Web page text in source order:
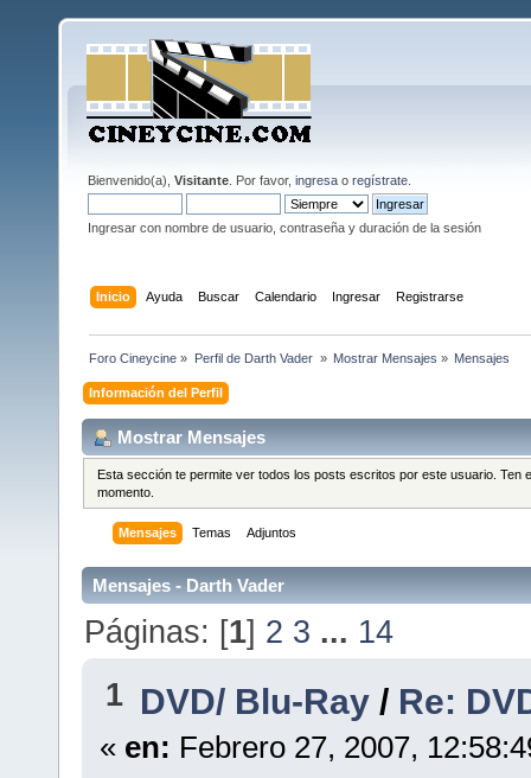
Bienvenido(a), Visitante . Por favor, ingresa o regístrate
Ingresar con nombre de usuario, contraseña y duración de la sesión
Inicio Ayuda Buscar Calendario Ingresar Registrarse
Foro Cineycine » Perfil de Darth Vader » Mostrar Mensajes » Mensajes
Información del Perfil
Mostrar Mensajes
Esta sección te permite ver todos los posts escritos por este usuario.
momento.
Mensajes Temas Adjuntos
Mensajes - Darth Vader
Páginas: [1] 2 3 ... 14
1 DVD/ Blu-Ray / Re:
« en: Febrero 27, 2007,